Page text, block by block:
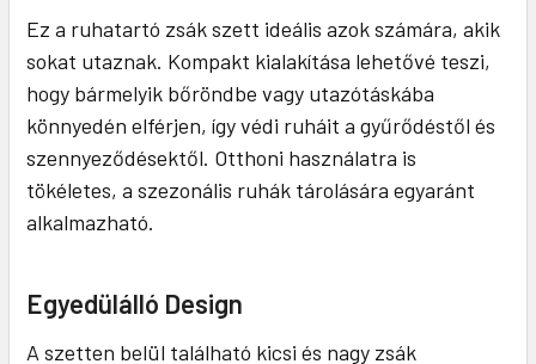
Ez a ruhatartó zsák szett ideális azok számára, akik
sokat utaznak. Kompakt kialakítása lehetővé teszi,
hogy bármelyik bőröndbe vagy utazótáskába
könnyedén elférjen, így védi ruháit a gyűrődéstől és
szennyeződésektől. Otthoni használatra is
tökéletes, a szezonális ruhák tárolására egyaránt
alkalmazható.
Egyedülálló Design
A szetten belül található kicsi és nagy zsák